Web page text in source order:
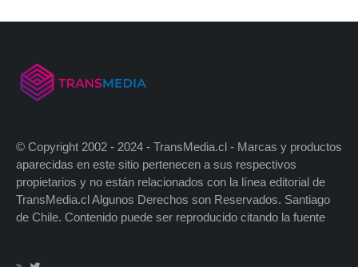
© Copyright 2002 - 2024 - TransMedia.cl - Marcas y productos
aparecidas en este sitio pertenecen a sus respectivos
propietarios y no están relacionados con la línea editorial de
TransMedia.cl Algunos Derechos son Reservados. Santiago
de Chile. Contenido puede ser reproducido citando la fuente